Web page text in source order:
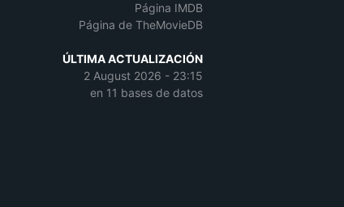
Página IMDB
Página de TheMovieDB
ÚLTIMA ACTUALIZACIÓN
2 August 2026 - 23:15
en 11 bases de datos